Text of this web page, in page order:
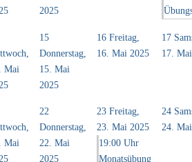
2025
Mai
15
Donnerstag,
15. Mai
2025
16 Freitag,
16. Mai 2025
17
17.
Mai
22
Donnerstag,
22. Mai
2025
23 Freitag,
23. Mai 2025
19:00 Uhr
Monatsübung
24
24.